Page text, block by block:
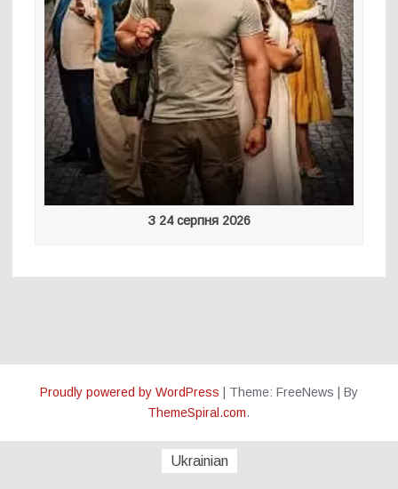
З 24 серпня 2026
Proudly powered by WordPress Theme: FreeNews
By
ThemeSpiral.com.
Ukrainian